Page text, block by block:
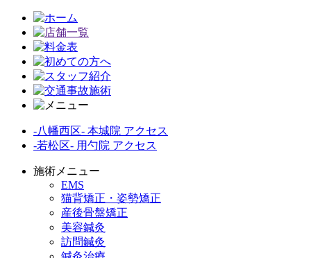
-八幡西区- 本城院 アクセス
-若松区- 用勺院 アクセス
施術メニュー
EMS
猫背矯正・姿勢矯正
産後骨盤矯正
美容鍼灸
訪問鍼灸